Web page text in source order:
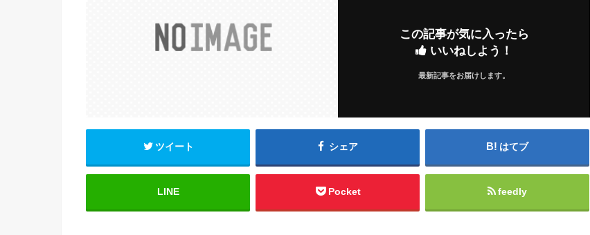
この記事が気に入ったら
いいねしよう！
最新記事をお届けします。
ツイート シェア はてブ
LINE Pocket feedly